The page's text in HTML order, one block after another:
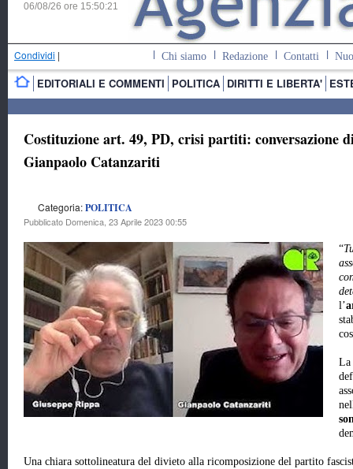
06/08/26 ore 15:50:22
Condividi | Chi siamo Redazione Contatti
EDITORIALI E COMMENTI POLITICA DIRITTI E LIBERTA'
Costituzione art. 49, PD, crisi partiti: conversazione
Gianpaolo Catanzariti
Categoria:POLITICA
Pubblicato Domenica, 23 Aprile 2023 00:55
“
l’
La
Una chiara sottolineatura del divieto alla ricomposizione del partito